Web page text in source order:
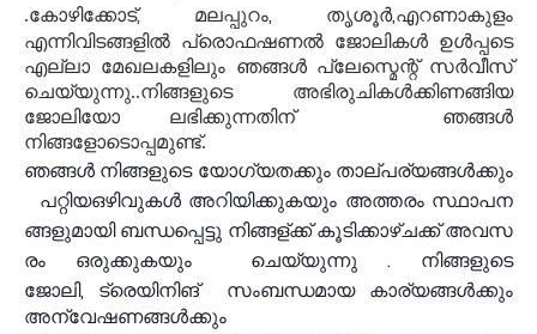
.കോഴിക്കോട്, മലപ്പുറം, തൃശൂർ,എറണാകുളം
എന്നിവിടങ്ങളിൽ പ്രൊഫഷണൽ ജോലികൾ ഉൾപ്പടെ
എല്ലാ മേഖലകളിലും ഞങ്ങൾ പ്ലേസ്മെന്റ് സർവീസ്
ചെയ്യുന്നു..നിങ്ങളുടെ അഭിരുചികൾക്കിണങ്ങിയ
ജോലിയോ ലഭിക്കുന്നതിന് ഞങ്ങൾ
നിങ്ങളോടൊപ്പമുണ്ട്.
ഞങ്ങൾ നിങ്ങളുടെ യോഗ്യതക്കും താല്പര്യങ്ങൾക്കും
പറ്റിയഒഴിവുകൾ അറിയിക്കുകയും അത്തരം സ്ഥാപന
ങ്ങളുമായി ബന്ധപ്പെട്ടു നിങ്ങള്ക്ക് കൂടിക്കാഴ്ചക്ക് അവസ
രം
ഒരുക്കുകയും ചെയ്യുന്നു .
നിങ്ങളുടെ
ജോലി,
ട്രെയിനിങ് സംബന്ധമായ കാര്യങ്ങൾക്കും
അന്വേഷണങ്ങൾക്കും